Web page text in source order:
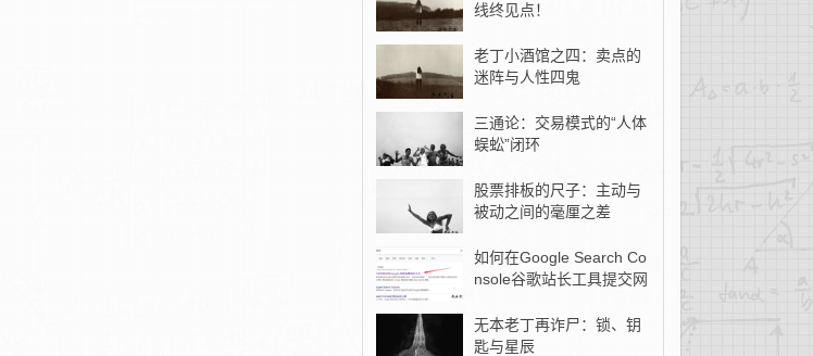
线终见点！
老丁小酒馆之四：卖点的
迷阵与人性四鬼
三通论：交易模式的“人体
蜈蚣”闭环
股票排板的尺子：主动与
被动之间的毫厘之差
如何在Google Search Co
nsole谷歌站长工具提交网
无本老丁再诈尸：锁、钥
匙与星辰